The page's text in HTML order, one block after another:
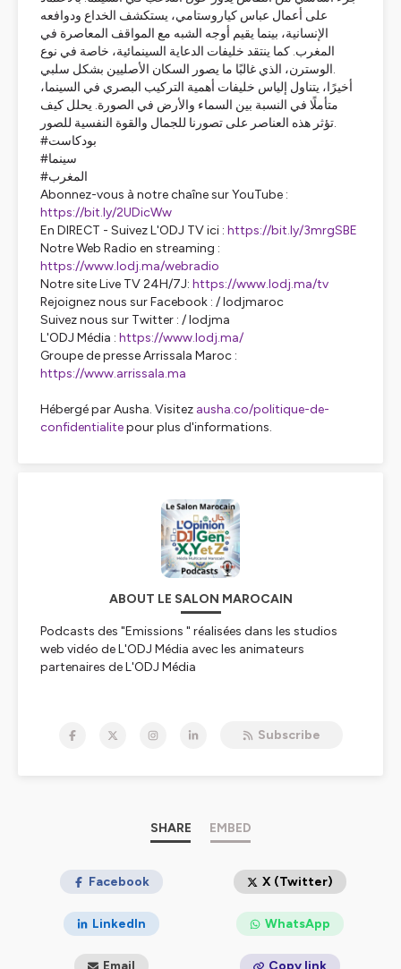
على أعمال عباس كياروستامي، يستكشف الخداع ودوافعه
الإنسانية، بينما يقيم أوجه الشبه مع المواقف المعاصرة في
المغرب. كما ينتقد خليفات الدعاية السينمائية، خاصة في نوع
الوسترن، الذي غالبًا ما يصور السكان الأصليين بشكل سلبي.
أخيرًا، يتناول إلياس خليفات أهمية التركيب البصري في السينما،
متأملًا في النسبة بين السماء والأرض في الصورة. يحلل كيف
تؤثر هذه العناصر على تصورنا للجمال والقوة النفسية للصور.
#بودكاست
#سينما
#المغرب
Abonnez-vous à notre chaîne sur YouTube :
https://bit.ly/2UDicWw
En DIRECT - Suivez L'ODJ TV ici : https://bit.ly/3mrgSBE
Notre Web Radio en streaming :
https://www.lodj.ma/webradio
Notre site Live TV 24H/7J: https://www.lodj.ma/tv
Rejoignez nous sur Facebook : / lodjmaroc
Suivez nous sur Twitter : / lodjma
L'ODJ Média : https://www.lodj.ma/
Groupe de presse Arrissala Maroc :
https://www.arrissala.ma
Hébergé par Ausha. Visitez ausha.co/politique-de-
confidentialitepour plus d'informations.
ABOUT LE SALON MAROCAIN
Podcasts des "Emissions " réalisées dans les studios
web vidéo de L'ODJ Média avec les animateurs
partenaires de L'ODJ Média
Subscribe
SHARE EMBED
Facebook X (Twitter)
LinkedIn WhatsApp
Email Copy link